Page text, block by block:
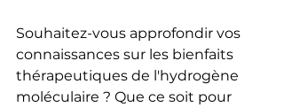
Souhaitez-vous approfondir vos
connaissances sur les bienfaits
thérapeutiques de l'hydrogène
moléculaire ? Que ce soit pour